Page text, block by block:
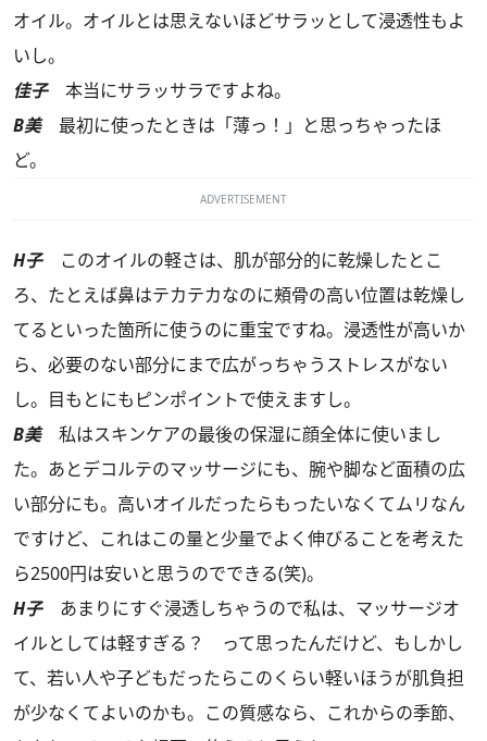
オイル。オイルとは思えないほどサラッとして浸透性もよ
いし。
佳子本当にサラッサラですよね。
B美最初に使ったときは「薄っ！」と思っちゃったほ
ど。
ADVERTISEMENT
H子このオイルの軽さは、肌が部分的に乾燥したとこ
ろ、たとえば鼻はテカテカなのに頰骨の高い位置は乾燥し
てるといった箇所に使うのに重宝ですね。浸透性が高いか
ら、必要のない部分にまで広がっちゃうストレスがない
し。目もとにもピンポイントで使えますし。
B美私はスキンケアの最後の保湿に顔全体に使いまし
た。あとデコルテのマッサージにも、腕や脚など面積の広
い部分にも。高いオイルだったらもったいなくてムリなん
ですけど、これはこの量と少量でよく伸びることを考えた
ら2500円は安いと思うのでできる(笑)。
H子あまりにすぐ浸透しちゃうので私は、マッサージオ
イルとしては軽すぎる？ って思ったんだけど、もしかし
て、若い人や子どもだったらこのくらい軽いほうが肌負担
が少なくてよいのかも。この質感なら、これからの季節、